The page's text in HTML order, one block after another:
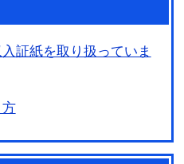
証紙を取り扱っていま
方